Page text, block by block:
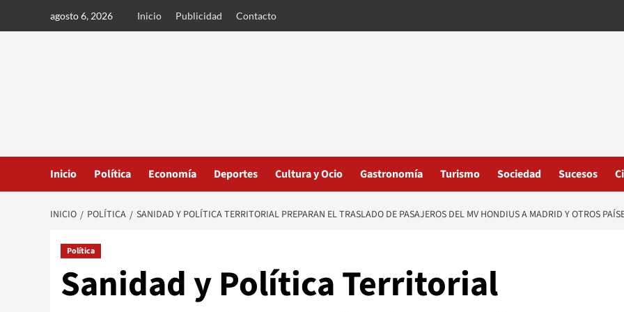
agosto 6, 2026 Inicio Publicidad Contacto
Inicio Política Economía Deportes Cultura y Ocio Gastronomía Turismo Sociedad Sucesos
INICIO POLÍTICA SANIDAD Y POLÍTICA TERRITORIAL PREPARAN EL TRASLADO DE PASAJEROS DEL MV HONDIUS A MADRID Y OTROS
Política
Sanidad y Política Territorial